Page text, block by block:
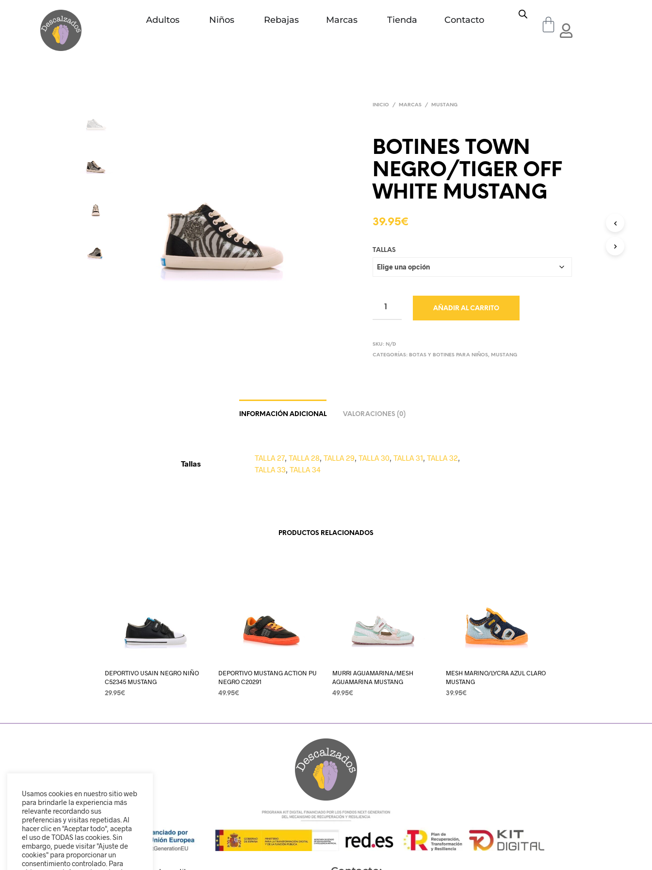
Adultos Niños Rebajas Marcas Tienda Contacto
INICIO / MARCAS / MUSTANG
BOTINES TOWN
NEGRO/TIGER OFF
WHITE MUSTANG
39.95€
TALLAS
AÑADIR AL CARRITO
SKU: N/D
CATEGORÍAS: BOTAS Y BOTINES PARA NIÑOS, MUSTANG
INFORMACIÓN ADICIONAL VALORACIONES (0)
Tallas
TALLA 27 TALLA 28 TALLA 29 TALLA 30 TALLA 31 TALLA 32
TALLA 33 TALLA 34
PRODUCTOS RELACIONADOS
DEPORTIVO USAIN NEGRO NIÑO
C52345 MUSTANG
29.95€
DEPORTIVO MUSTANG ACTION PU
NEGRO C20291
49.95€
MURRI AGUAMARINA/MESH
AGUAMARINA MUSTANG
49.95€
MESH MARINO/LYCRA AZUL CLARO
MUSTANG
39.95€
Usamos cookies en nuestro sitio web
para brindarle la experiencia más
relevante recordando sus
preferencias y visitas repetidas. Al
hacer clic en "Aceptar todo", acepta
el uso de TODAS las cookies. Sin
embargo, puede visitar "Ajuste de
cookies" para proporcionar un
consentimiento controlado. Para